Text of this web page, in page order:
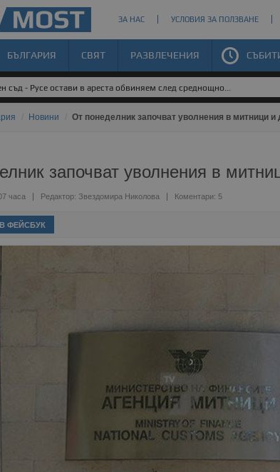
ЗА НАС УСЛОВИЯ ЗА ПОЛЗВАНЕ
БЪЛГАРИЯ СВЯТ РАЗВЛЕЧЕНИЯ
съд - Русе остави в ареста обвиняем след среднощно...
Новини От понеделник започват уволнения в митници
започват уволнения в
часа Редактор: Звездомира Николова Коментари: 5
ФЕЙСБУК